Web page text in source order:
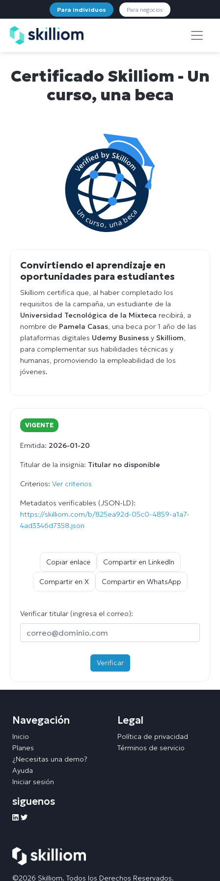
Para individuos Para negocios
Certificado Skilliom - Un
curso, una beca
Convirtiendo el aprendizaje en
oportunidades para estudiantes
Skilliom certifica que, al haber completado los
requisitos de la campaña, un estudiante de la
Universidad Tecnológica de la Mixteca recibirá, a
nombre de Pamela Casas , una beca por 1 año de las
plataformas digitales Udemy Business y Skilliom
para complementar sus habilidades técnicas y
humanas, promoviendo la empleabilidad de los
jóvenes.
VIGENTE
Emitida: 2026-01-20
Titular de la insignia: Titular no disponible
Criterios: Ver criterios
Metadatos verificables (JSON-LD):
https://skilliom.com/b/825ea92d-05c0-4859-a1a7-
4ad3346d7358.json
Copiar enlace Compartir en LinkedIn
Compartir en X Compartir en WhatsApp
Verificar titular (ingresa el correo):
Verificar
©2026 Skilliom. Todos los Derechos Reservados.
Navegación
Inicio
Planes
¿Necesitas una demo?
Ayuda
Iniciar sesión
Legal
Política de privacidad
Términos de servicio
siguenos